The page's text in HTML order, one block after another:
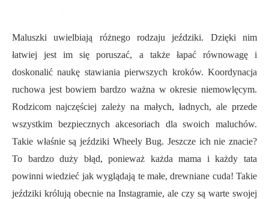
Maluszki uwielbiają różnego rodzaju jeździki. Dzięki nim
łatwiej jest im się poruszać, a także łapać równowagę i
doskonalić naukę stawiania pierwszych kroków. Koordynacja
ruchowa jest bowiem bardzo ważna w okresie niemowlęcym.
Rodzicom najczęściej zależy na małych, ładnych, ale przede
wszystkim bezpiecznych akcesoriach dla swoich maluchów.
Takie właśnie są jeździki Wheely Bug. Jeszcze ich nie znacie?
To bardzo duży błąd, ponieważ każda mama i każdy tata
powinni wiedzieć jak wyglądają te małe, drewniane cuda! Takie
jeździki królują obecnie na Instagramie, ale czy są warte swojej